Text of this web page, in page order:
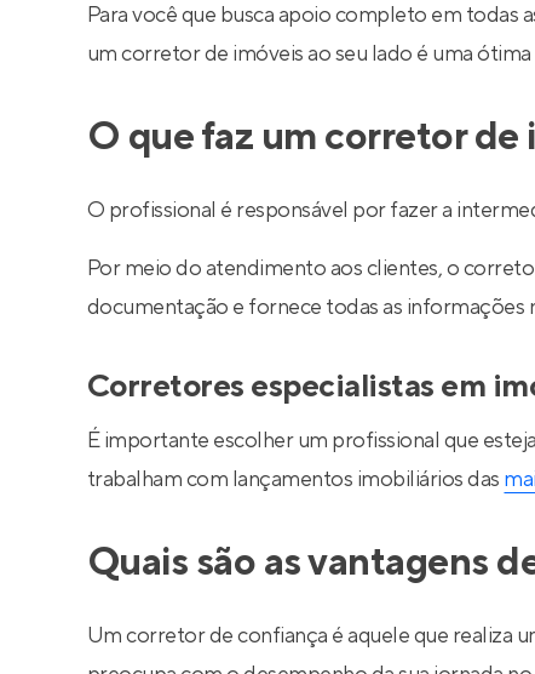
Para você que busca apoio completo em todas
um corretor de imóveis ao seu lado é uma ótima
O que faz um corretor de
O profissional é responsável por fazer a
Por meio do atendimento aos clientes, o
documentação e fornece todas as informações
Corretores especialistas em
É importante escolher um profissional que
trabalham com lançamentos imobiliários das
Quais são as vantagens
Um corretor de confiança é aquele que realiza